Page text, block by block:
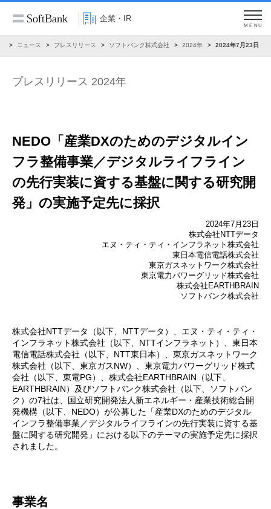
企業・IR
MENU
ニュース プレスリリース ソフトバンク株式会社 2024年 2024年7月23日
プレスリリース 2024年
NEDO「産業DXのためのデジタルイン
フラ整備事業／デジタルライフライン
の先行実装に資する基盤に 関する研究開
発」の実施予定先に採択
2024年7月23日
株式会社NTTデータ
エヌ・ティ・ティ・インフラネット株式会社
東日本電信電話株式会社
東京ガスネットワーク株式会社
東京電力パワーグリッド株式会社
株式会社EARTHBRAIN
ソフトバンク株式会社
株式会社NTTデータ（以下、NTTデータ）、エヌ・ティ・ティ・
インフラネット株式会社（以下、NTTインフラネット）、東日本
電信電話株式会社（以下、NTT東日本）、東京ガスネットワーク
株式会社（以下、東京ガスNW）、東京電力パワーグリッド株式
会社（以下、東電PG）、株式会社EARTHBRAIN（以下、
EARTHBRAIN）及びソフトバンク株式会社（以下、ソフトバン
ク）の7社は、国立研究開発法人新エネルギー・産業技術総合開
発機構（以下、NEDO）が公募した「産業DXのためのデジタル
インフラ整備事業／デジタルライフラインの先行実装に資する基
盤に関する研究開発」における以下のテーマの実施予定先に採択
されました。
事業名